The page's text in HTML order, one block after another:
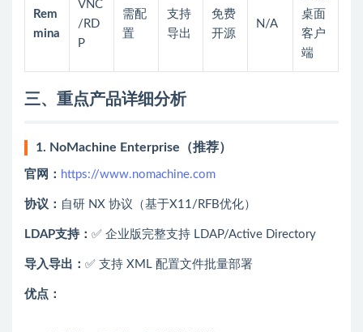
Rem
mina
VNC
/RD
P
需配
置
支持
导出
免费
开源
N/A
桌面
客户
端
三、重点产品详细分析
1. NoMachine Enterprise（推荐）
官网： https://www.nomachine.com
协议： 自研 NX 协议（基于X11/RFB优化）
LDAP支持： ✅ 企业版完整支持 LDAP/Active Directory
导入导出： ✅ 支持 XML 配置文件批量部署
优点：